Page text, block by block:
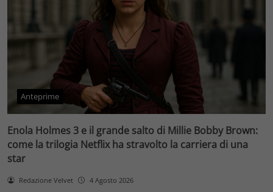
Anteprime
Enola Holmes 3 e il grande salto di Millie Bobby Brown:
come la trilogia Netflix ha stravolto la carriera di una
star
Redazione Velvet 4 Agosto 2026